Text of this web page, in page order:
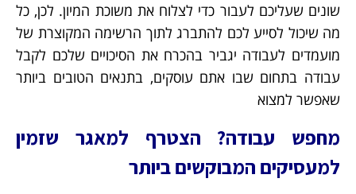
שונים שעליכם לעבור כדי לצלוח את משוכת המיון. לכן, כל
מה שיכול לסייע לכם להתברג לתוך הרשימה המקוצרת של
מועמדים לעבודה יגביר בהכרח את הסיכויים שלכם לקבל
עבודה בתחום שבו אתם עוסקים, בתנאים הטובים ביותר
שאפשר למצוא
מחפש עבודה? הצטרף למאגר שזמין
למעסיקים המבוקשים ביותר